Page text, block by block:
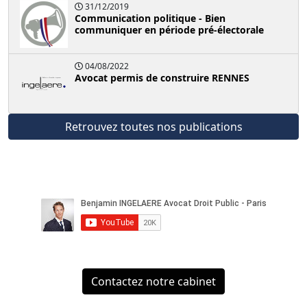
31/12/2019
Communication politique - Bien
communiquer en période pré-électorale
04/08/2022
Avocat permis de construire RENNES
Retrouvez toutes nos publications
Contactez notre cabinet